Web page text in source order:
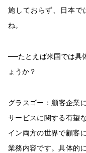
施しておらず、日本で
ね。
──たとえば米国では具
ょうか？
グラスゴー： 顧客企業
サービスに関する有望
イン両方の世界で顧客
業務内容です。具体的